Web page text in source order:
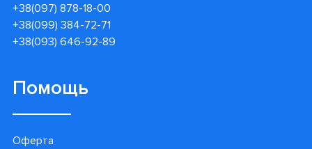
+38(097) 878-18-00
+38(099) 384-72-71
+38(093) 646-92-89
Помощь
Оферта